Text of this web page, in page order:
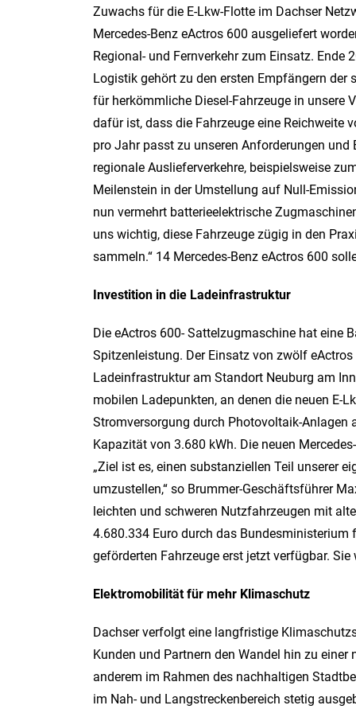
Zuwachs für die E-Lkw-Flotte im Dachser
Mercedes-Benz eActros 600 ausgeliefert
Regional- und Fernverkehr zum Einsatz. Ende
Logistik gehört zu den ersten Empfängern der
für herkömmliche Diesel-Fahrzeuge in unsere
dafür ist, dass die Fahrzeuge eine Reichweite
pro Jahr passt zu unseren Anforderungen
regionale Auslieferverkehre, beispielsweise
Meilenstein in der Umstellung auf Null-
nun vermehrt batterieelektrische
uns wichtig, diese Fahrzeuge zügig in den
sammeln.“ 14 Mercedes-Benz eActros 600
Investition in die Ladeinfrastruktur
Die eActros 600- Sattelzugmaschine hat eine
Spitzenleistung. Der Einsatz von zwölf
Ladeinfrastruktur am Standort Neuburg am
mobilen Ladepunkten, an denen die neuen
Stromversorgung durch Photovoltaik-
Kapazität von 3.680 kWh. Die neuen
„Ziel ist es, einen substanziellen Teil unserer
umzustellen,“ so Brummer-Geschäftsführer
leichten und schweren Nutzfahrzeugen mit
4.680.334 Euro durch das
geförderten Fahrzeuge erst jetzt verfügbar.
Elektromobilität für mehr Klimaschutz
Dachser verfolgt eine langfristige
Kunden und Partnern den Wandel hin zu
anderem im Rahmen des nachhaltigen
im Nah- und Langstreckenbereich stetig